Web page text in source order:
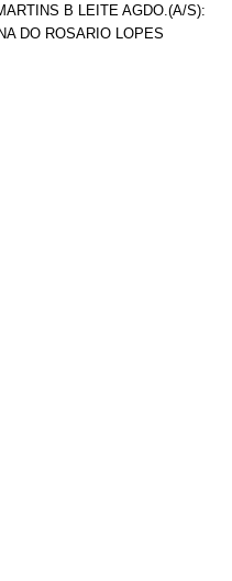
B LEITE AGDO.(A/S):
DO ROSARIO LOPES